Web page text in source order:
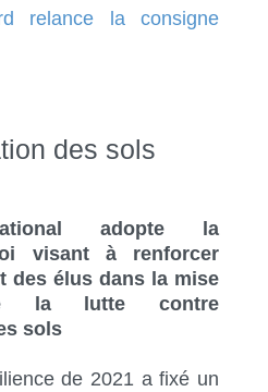
relance la consigne
des sols
adopte la
visant à renforcer
des élus dans la mise
la lutte contre
sols
de 2021 a fixé un